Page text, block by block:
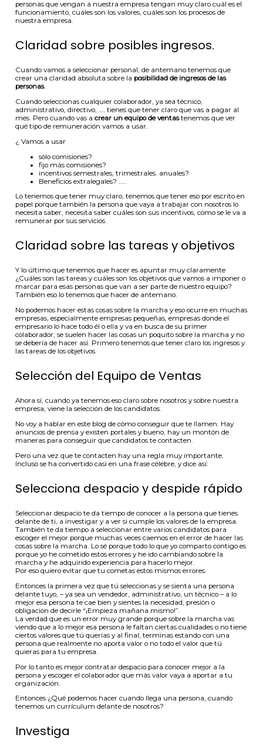
personas que vengan a nuestra empresa tengan muy claro cuál es el
funcionamiento, cuáles son los valores, cuáles son los procesos de
nuestra empresa.
Claridad sobre posibles ingresos.
Cuando vamos a seleccionar personal, de antemano tenemos que
crear una claridad absoluta sobre la posibilidad de ingresos de las
personas.
Cuando seleccionas cualquier colaborador, ya sea técnico,
administrativo, directivo, …. tienes que tener claro que vas a pagar al
mes. Pero cuando vas acrear un equipo de ventastenemos que ver
qué tipo de remuneración vamos a usar.
¿ Vamos a usar
sólo comisiones?
fijo más comisiones?
incentivos semestrales, trimestrales. anuales?
Beneficios extralegales? …..
Lo tenemos que tener muy claro, tenemos que tener eso por escrito en
papel porque también la persona que vaya a trabajar con nosotros lo
necesita saber, necesita saber cuáles son sus incentivos, cómo se le va a
remunerar por sus servicios.
Claridad sobre las tareas y objetivos
Y lo último que tenemos que hacer es apuntar muy claramente
¿Cuáles son las tareas y cuáles son los objetivos que vamos a imponer o
marcar para esas personas que van a ser parte de nuestro equipo?
También eso lo tenemos que hacer de antemano.
No podemos hacer estas cosas sobre la marcha y eso ocurre en muchas
empresas, especialmente empresas pequeñas, empresas donde el
empresario lo hace todo él o ella y va en busca de su primer
colaborador; se suelen hacer las cosas un poquito sobre la marcha y no
se debería de hacer así. Primero tenemos que tener claro los ingresos y
las tareas de los objetivos.
Selección del Equipo de Ventas
Ahora sí, cuando ya tenemos eso claro sobre nosotros y sobre nuestra
empresa, viene la selección de los candidatos.
No voy a hablar en este blog de cómo conseguir que te llamen. Hay
anuncios de prensa y existen portales y bueno, hay un montón de
maneras para conseguir que candidatos te contacten.
Pero una vez que te contacten hay una regla muy importante.
Incluso se ha convertido casi en una frase célebre, y dice así:
Selecciona despacio y despide rápido
Seleccionar despacio te da tiempo de conocer a la persona que tienes
delante de ti, a investigar y a ver si cumple los valores de la empresa.
También te da tiempo a seleccionar entre varios candidatos para
escoger el mejor porque muchas veces caemos en el error de hacer las
cosas sobre la marcha. Lo sé porque todo lo que yo comparto contigo es
porque yo he cometido estos errores y he ido cambiando sobre la
marcha y he adquirido experiencia para hacerlo mejor.
Por eso quiero evitar que tu cometas estos mismos errores.
Entonces la primera vez que tú seleccionas y se sienta una persona
delante tuyo, – ya sea un vendedor, administrativo, un técnico – a lo
mejor esa persona te cae bien y sientes la necesidad, presión o
obligación de decirle “¡Empieza mañana mismo!”.
La verdad que es un error muy grande porque sobre la marcha vas
viendo que a lo mejor esa persona le faltan ciertas cualidades o no tiene
ciertos valores que tú querías y al final, terminas estando con una
persona que realmente no aporta valor o no todo el valor que tú
quieras para tu empresa.
Por lo tanto es mejor contratar despacio para conocer mejor a la
persona y escoger el colaborador que más valor vaya a aportar a tu
organización.
Entonces ¿Qué podemos hacer cuando llega una persona, cuando
tenemos un currículum delante de nosotros?
Investiga